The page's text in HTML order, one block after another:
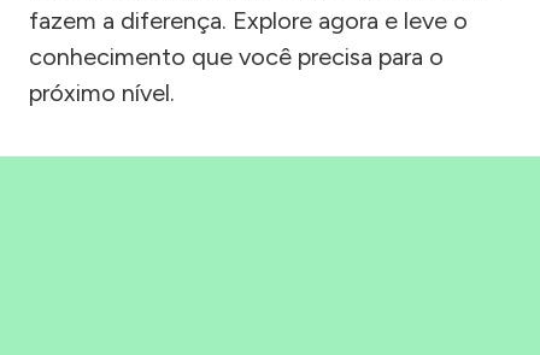
fazem a diferença. Explore agora e leve o
conhecimento que você precisa para o
próximo nível.